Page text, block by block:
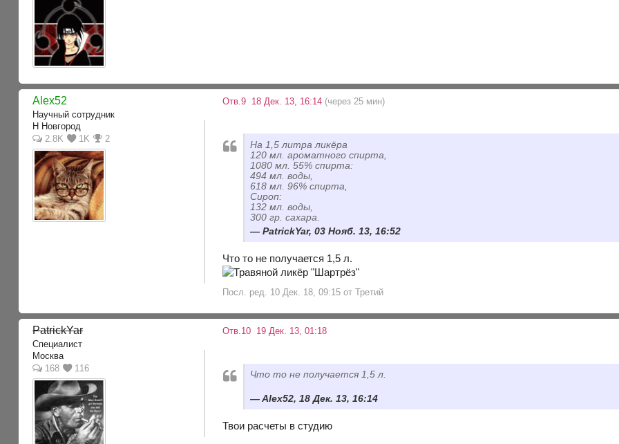
Alex52
Научный сотрудник
Н Новгород
2.8K
1K 2
Отв.9 18 Дек. 13, 16:14 (через 25 мин)
На 1,5 литра ликёра
120 мл. ароматного спирта,
1080 мл. 55% спирта:
494 мл. воды,
618 мл. 96% спирта,
Сироп:
132 мл. воды,
300 гр. сахара.
PatrickYar, 03 Нояб. 13, 16:52
Что то не получается 1,5 л.
Посл. ред. 10 Дек. 18, 09:15 от Третий
PatrickYar
Специалист
Москва
168
116
Отв.10 19 Дек. 13, 01:18
Что то не получается 1,5 л.
Alex52, 18 Дек. 13, 16:14
Твои расчеты в студию